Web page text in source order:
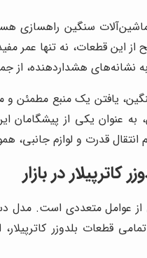
ماشین‌آلات سنگین
این قطعات، نه تنها عمر
هشداردهنده، از
یافتن یک منبع مطمئن و
یکی از پیشگامان این
قدرت و لوازم جانبی،
در بازار
از عوامل متعددی است. مدل
قطعات بلدوزر کاترپیلار،